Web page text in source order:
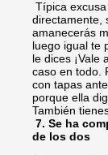
Típica
directamente,
amanecerás
luego igual te
le dices ¡Vale
caso en todo.
con tapas
porque ella
También
7. Se ha
de los dos